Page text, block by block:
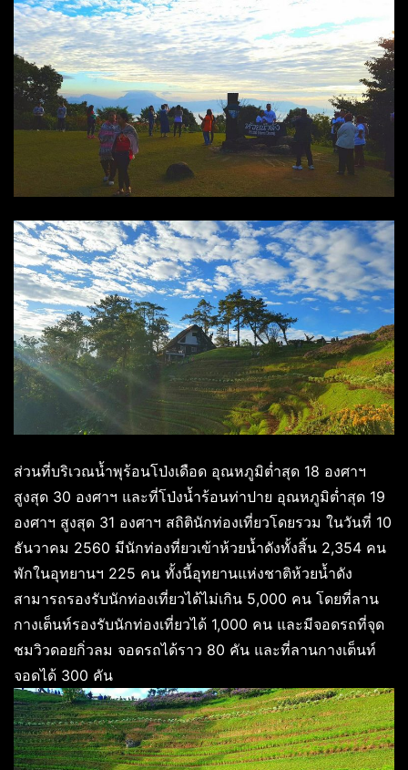
ส่วนที่บริเวณน้ำพุร้อนโป่งเดือด อุณหภูมิต่ำสุด 18 องศาฯ
สูงสุด 30 องศาฯ และที่โป่งน้ำร้อนท่าปาย อุณหภูมิต่ำสุด 19
องศาฯ สูงสุด 31 องศาฯ สถิตินักท่องเที่ยวโดยรวม ในวันที่ 10
ธันวาคม 2560 มีนักท่องที่ยวเข้าห้วยน้ำดังทั้งสิ้น 2,354 คน
พักในอุทยานฯ 225 คน ทั้งนี้อุทยานแห่งชาติห้วยน้ำดัง
สามารถรองรับนักท่องเที่ยวได้ไม่เกิน 5,000 คน โดยที่ลาน
กางเต็นท์รองรับนักท่องเที่ยวได้ 1,000 คน และมีจอดรถที่จุด
ชมวิวดอยกิ่วลม จอดรถได้ราว 80 คัน และที่ลานกางเต็นท์
จอดได้ 300 คัน